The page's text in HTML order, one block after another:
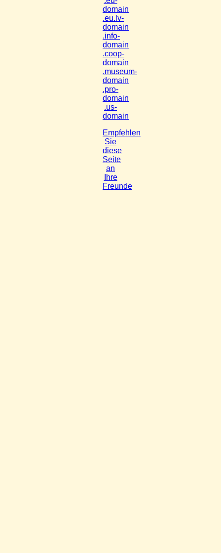
domain
.eu.lv-
domain
.info-
domain
.coop-
domain
.museum-
domain
.pro-
domain
.us-
domain
Empfehlen
Sie
diese
Seite
an
Ihre
Freunde